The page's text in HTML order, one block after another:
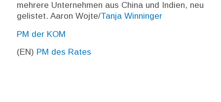
mehrere Unternehmen aus China und Indien, neu
gelistet. Aaron Wojte/Tanja Winninger
PM der KOM
(EN) PM des Rates